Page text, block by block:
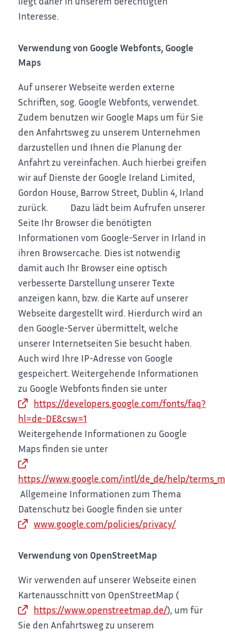
Interesse.
Verwendung von Google Webfonts, Google
Maps
Auf unserer Webseite werden externe
Schriften, sog. Google Webfonts, verwendet.
Zudem benutzen wir Google Maps um für Sie
den Anfahrtsweg zu unserem Unternehmen
darzustellen und Ihnen die Planung der
Anfahrt zu vereinfachen. Auch hierbei greifen
wir auf Dienste der Google Ireland Limited,
Gordon House, Barrow Street, Dublin 4, Irland
zurück.
Dazu lädt beim Aufrufen unserer
Seite Ihr Browser die benötigten
Informationen vom Google-Server in Irland in
ihren Browsercache. Dies ist notwendig
damit auch Ihr Browser eine optisch
verbesserte Darstellung unserer Texte
anzeigen kann, bzw. die Karte auf unserer
Webseite dargestellt wird. Hierdurch wird an
den Google-Server übermittelt, welche
unserer Internetseiten Sie besucht haben.
Auch wird Ihre IP-Adresse von Google
gespeichert. Weitergehende Informationen
zu Google Webfonts finden sie unter
https://developers.google.com/fonts/faq?
hl=de-DE&csw=1
Weitergehende Informationen zu Google
Maps finden sie unter
https://www.google.com/intl/de_de/help/
Allgemeine Informationen zum Thema
Datenschutz bei Google finden sie unter
www.google.com/policies/privacy/
Verwendung von OpenStreetMap
Wir verwenden auf unserer Webseite einen
Kartenausschnitt von OpenStreetMap (
https://www.openstreetmap.de/), um für
Sie den Anfahrtsweg zu unserem